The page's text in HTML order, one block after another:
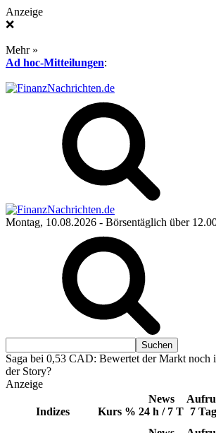
Anzeige
❌
Mehr »
Ad hoc-Mitteilungen:
Montag, 10.08.2026 - Börsentäglich über
Saga bei 0,53 CAD: Bewertet der Markt noch
der Story?
Anzeige
Indizes Kurs %
News
24 h / 7 T 7